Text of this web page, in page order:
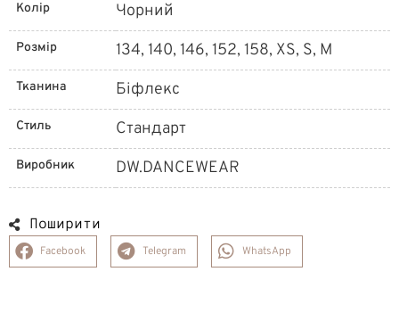
Колір Чорний
Розмір 134, 140, 146, 152, 158, XS, S, M
Тканина Біфлекс
Стиль Стандарт
Виробник DW.DANCEWEAR
Поширити
Facebook Telegram WhatsApp